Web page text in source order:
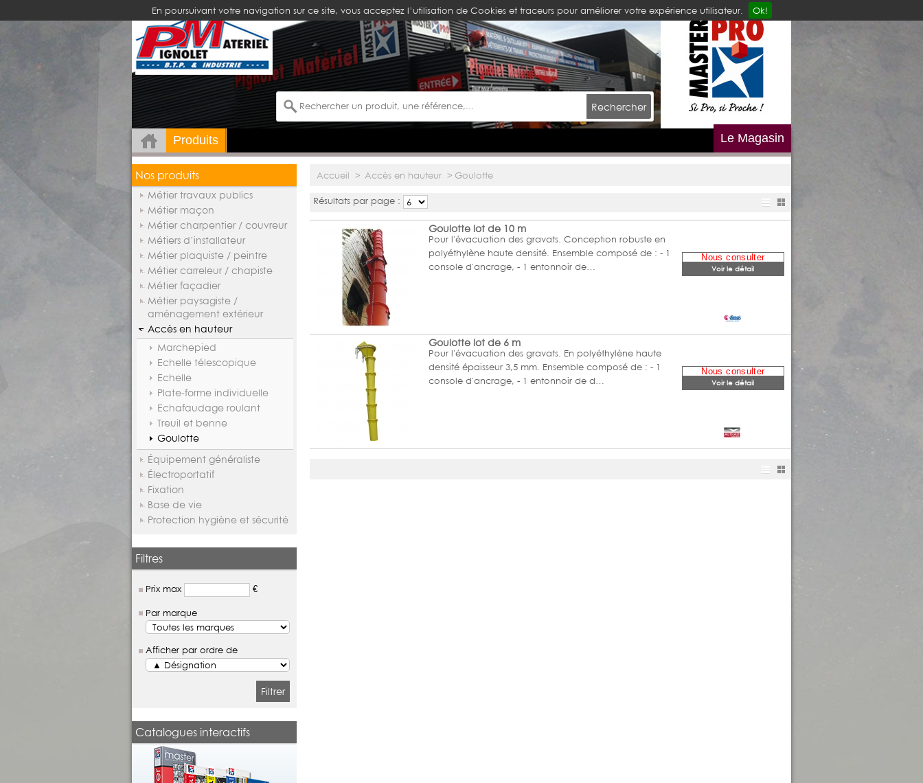
En poursuivant votre navigation sur ce site, vous acceptez l’utilisation de Cookies et traceurs pour améliorer votre expérience utilisateur. Ok!
Rechercher
Produits Le Magasin
Accueil > Accès en hauteur > Goulotte
Résultats par page :
Goulotte lot de 10 m
Pour l'évacuation des gravats. Conception robuste en
polyéthylène haute densité. Ensemble composé de : - 1
console d'ancrage, - 1 entonnoir de…
Nous consulter
Voir le détail
Goulotte lot de 6 m
Pour l'évacuation des gravats. En polyéthylène haute
densité épaisseur 3,5 mm. Ensemble composé de : - 1
console d'ancrage, - 1 entonnoir de d…
Nous consulter
Voir le détail
Nos produits
Métier travaux publics
Métier maçon
Métier charpentier / couvreur
Métiers d’installateur
Métier plaquiste / peintre
Métier carreleur / chapiste
Métier façadier
Métier paysagiste /
aménagement extérieur
Accès en hauteur
Marchepied
Echelle télescopique
Echelle
Plate-forme individuelle
Echafaudage roulant
Treuil et benne
Goulotte
Équipement généraliste
Électroportatif
Fixation
Base de vie
Protection hygiène et sécurité
Filtres
Prix max €
Par marque
Afficher par ordre de
Filtrer
Catalogues interactifs